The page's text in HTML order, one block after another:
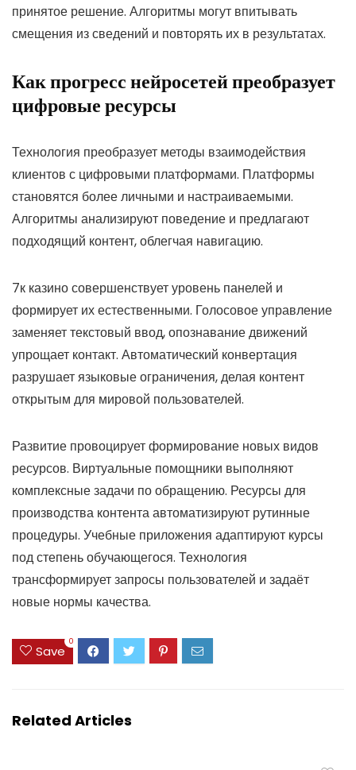
принятое решение. Алгоритмы могут впитывать
смещения из сведений и повторять их в результатах.
Как прогресс нейросетей преобразует
цифровые ресурсы
Технология преобразует методы взаимодействия
клиентов с цифровыми платформами. Платформы
становятся более личными и настраиваемыми.
Алгоритмы анализируют поведение и предлагают
подходящий контент, облегчая навигацию.
7к казино совершенствует уровень панелей и
формирует их естественными. Голосовое управление
заменяет текстовый ввод, опознавание движений
упрощает контакт. Автоматический конвертация
разрушает языковые ограничения, делая контент
открытым для мировой пользователей.
Развитие провоцирует формирование новых видов
ресурсов. Виртуальные помощники выполняют
комплексные задачи по обращению. Ресурсы для
производства контента автоматизируют рутинные
процедуры. Учебные приложения адаптируют курсы
под степень обучающегося. Технология
трансформирует запросы пользователей и задаёт
новые нормы качества.
Save
0
Related Articles